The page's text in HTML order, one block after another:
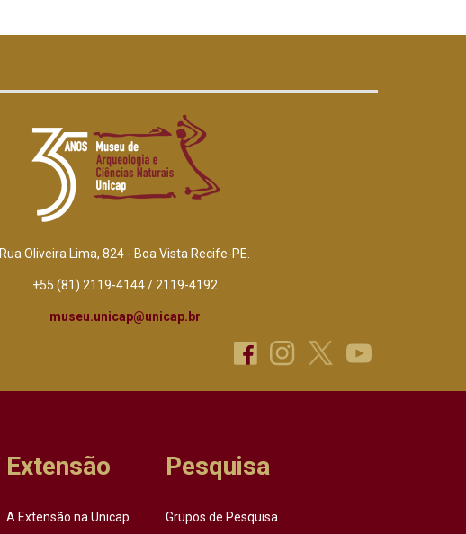
Rua Oliveira Lima, 824 - Boa Vista Recife-PE.
+55 (81) 2119-4144 / 2119-4192
museu.unicap@unicap.br
Extensão
A Extensão na Unicap
Pesquisa
Grupos de Pesquisa